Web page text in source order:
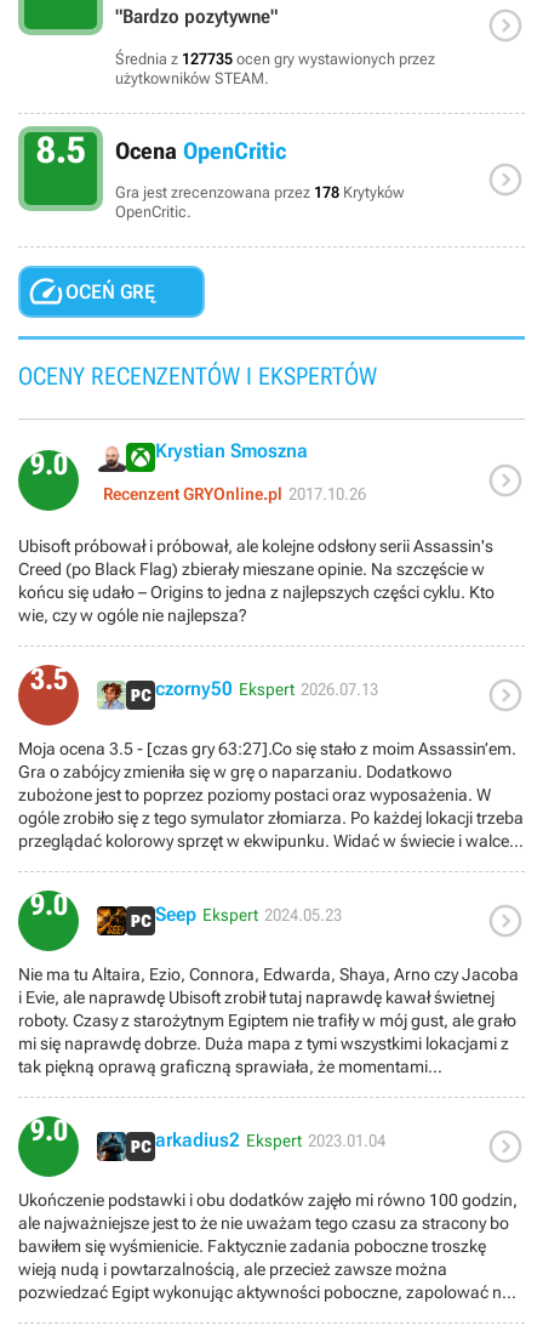
"Bardzo pozytywne"
Średnia z 127735 ocen gry wystawionych przez
użytkowników STEAM.

8.5 Ocena OpenCritic
Gra jest zrecenzowana przez 178 Krytyków
OpenCritic.

OCEŃ GRĘ
OCENY RECENZENTÓW I EKSPERTÓW
9.0 Krystian Smoszna
Recenzent GRYOnline.pl 2017.10.26 
Ubisoft próbował i próbował, ale kolejne odsłony serii Assassin's
Creed (po Black Flag) zbierały mieszane opinie. Na szczęście w
końcu się udało – Origins to jedna z najlepszych części cyklu. Kto
wie, czy w ogóle nie najlepsza?
3.5 czorny50 Ekspert 2026.07.13 
Moja ocena 3.5 - [czas gry 63:27].Co się stało z moim Assassin’em.
Gra o zabójcy zmieniła się w grę o naparzaniu. Dodatkowo
zubożone jest to poprzez poziomy postaci oraz wyposażenia. W
ogóle zrobiło się z tego symulator złomiarza. Po każdej lokacji trzeba
przeglądać kolorowy sprzęt w ekwipunku. Widać w świecie i walce
produkcji te najgorsze elementy, a nie poszedł w narracje która już
dawno jest tu na niskim poziomie. Gracz dostaje za to olbrzymią
mapę z lasem znaków zapytania i niech sobie bezmyślnie grinduje ;(.
Questy często odbywają się w miejscach które już zbadaliśmy co
powoduje że przechodzimy lokacje jeszcze raz. Irytujące jest
przełączanie się miedzy bronimy na jednym przycisku. Przez całą grę
nie mogłem się do tego przyzwyczaić. Nie można mieć także
wszystkich narzędzi pod ręką lecz możemy wybrać jeden z trzech z
poziomu ekwipunku. Na plus jest opcja automatycznego
przemieszczania się do przodu pod klawiszem x. Przy tak rozległej
mapie jest to naprawdę wygodna opcja.Niezaprzeczalnie
najładniejsze widoki w serii. Mimo że teren piaszczysty. W sprytny
sposób został przeniesiony tu dron z WatchDogs w postaci orlicy
daje nam to namiastkę planowania infiltracji lokacji. Dodatkowo
podczas nocy jakaś część strażników śpi.Dobrze iż z powrotem
można wyjść z Animusa i wątek współczesny w jakiejś namiastce
wrócił. Jednak co się stało z bazami danych miejsc osób i
przedmiotów. Lubiłem czytać o odwiedzonych miejscach
spotkanych postaciach. Zawsze to była jakaś namiastka wiedzy
9.0 Seep Ekspert 2024.05.23 
Nie ma tu Altaira, Ezio, Connora, Edwarda, Shaya, Arno czy Jacoba
i Evie, ale naprawdę Ubisoft zrobił tutaj naprawdę kawał świetnej
roboty. Czasy z starożytnym Egiptem nie trafiły w mój gust, ale grało
mi się naprawdę dobrze. Duża mapa z tymi wszystkimi lokacjami z
tak piękną oprawą graficzną sprawiała, że momentami
wiele godzin, polecam mocno!Mój gameplay -
https://www.youtube.com/watch?v=2XaQBvUyco8&t=725s
9.0 arkadius2 Ekspert 2023.01.04 
Ukończenie podstawki i obu dodatków zajęło mi równo 100 godzin,
ale najważniejsze jest to że nie uważam tego czasu za stracony bo
bawiłem się wyśmienicie. Faktycznie zadania poboczne troszkę
wieją nudą i powtarzalnością, ale przecież zawsze można
pozwiedzać Egipt wykonując aktywności poboczne, zapolować na